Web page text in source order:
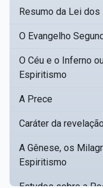
Resumo da Lei
O Evangelho
O Céu e o Inferno
Espiritismo
A Prece
Caráter da
A Gênese, os
Espiritismo